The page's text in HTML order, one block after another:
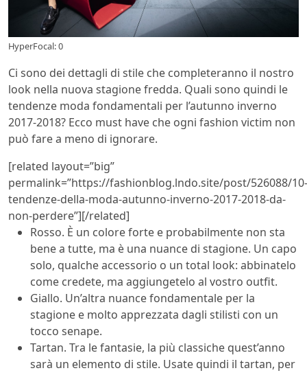
HyperFocal: 0
Ci sono dei dettagli di stile che completeranno il nostro
look nella nuova stagione fredda. Quali sono quindi le
tendenze moda fondamentali per l’autunno inverno
2017-2018? Ecco must have che ogni fashion victim non
può fare a meno di ignorare.
[related layout=”big”
permalink=”https://fashionblog.lndo.site/post/526088/10-
tendenze-della-moda-autunno-inverno-2017-2018-da-
non-perdere”][/related]
Rosso. È un colore forte e probabilmente non sta
bene a tutte, ma è una nuance di stagione. Un capo
solo, qualche accessorio o un total look: abbinatelo
come credete, ma aggiungetelo al vostro outfit.
Giallo. Un’altra nuance fondamentale per la
stagione e molto apprezzata dagli stilisti con un
tocco senape.
Tartan. Tra le fantasie, la più classiche quest’anno
sarà un elemento di stile. Usate quindi il tartan, per